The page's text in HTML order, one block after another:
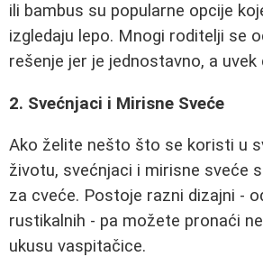
ili bambus su popularne opcije
izgledaju lepo. Mnogi roditelji se
rešenje jer je jednostavno, a
2. Svećnjaci i Mirisne Sveće
Ako želite nešto što se koristi u
životu, svećnjaci i mirisne sveće
za cveće. Postoje razni dizajni -
rustikalnih - pa možete pronaći
ukusu vaspitačice.